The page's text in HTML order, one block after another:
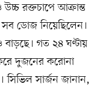
রক্তচাপে আক্রান্ত
সব ডোজ নিয়েছিলেন।
গত ২৪ ঘণ্টায়
দুজনের করোনা
সিভিল সার্জন জানান,